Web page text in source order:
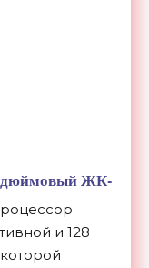
ЖК-
и 128